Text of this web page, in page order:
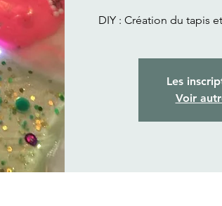
DIY : Création du tapis
Les
Voir